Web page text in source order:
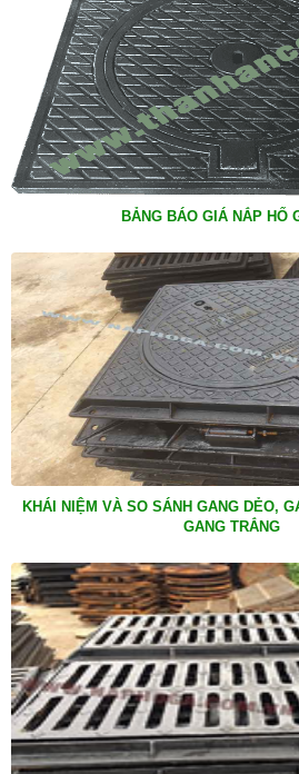
BẢNG BÁO GIÁ NẮP HỐ
KHÁI NIỆM VÀ SO SÁNH GANG DẺO,
GANG TRẮNG